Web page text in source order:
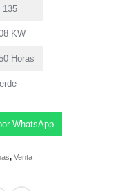
135
KW
Horas
WhatsApp
, Venta